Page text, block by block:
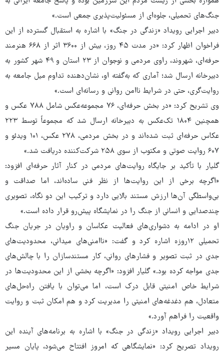
جنگ‌های تحمیلی، جلوه‌ای از مسئولیت‌پذیری جمعی است.»
دبیر اجرایی رویداد «زندگی در جنگ» با اشاره به استقبال گسترده از این
فراخوان اظهار کرد: «در مدت ۴۵ روز، بیش از ۳۶۰۰ اثر از ۶۶۸ هنرمند
حرفه‌ای، شهروند، راوی مردمی و نوجوان از ۲۳ استان و ۴۹ شهر کشور به
دبیرخانه ارسال شد؛ آماری که به‌گفته او، نشان‌دهنده تداوم میل جامعه به
روایت‌گری، حتی در شرایط ناامن روانی و رسانه‌ای است.»
وی تشریح کرد: «در بخش حرفه‌ای، ۷۶ مجموعه‌عکس شامل ۷۸۸ عکس و
همچنین ۱۸۰۴ تک‌عکس به دبیرخانه ارسال شد که مجموعاً توسط ۲۲۳
عکاس حرفه‌ای ثبت شده‌اند و در بخش مردمی، ۲۷۸ عکس، ۱۰۱ ویدئو و
۶۰۷ روایت صوتی و مکتوب از سوی ۲۵۸ شرکت‌کننده دریافت شد.»
گلیار با تأکید بر جایگاه روایت‌های مردمی در کنار آثار حرفه‌ای افزود:
«اگرچه برخی از این روایت‌ها از نظر فنی ساده‌اند، اما صداقت و
بی‌واسطگی آن‌ها ارزش مستند بالایی دارد و ترکیب این دو نگاه، تصویری
چندصدایی و انسانی از جنگ را در نمایشگاه پیش‌رو قرار داده است.»
او در ادامه به دشواری‌های فعالیت عکاسان و راویان در جریان جنگ
تحمیلی ۱۲روزه اشاره کرد و گفت: «ناامنی‌های میدانی، محدودیت‌های
جدی در ثبت تصویر و فشارهای روانی، کار مستندسازان را با چالش‌های
جدی مواجه کرده بود.» گلیار افزود: «اگرچه بخشی از این محدودیت‌ها در
شرایط خاص امنیتی قابل درک است، اما می‌توان با یافتن راه‌حل‌های
متعادل، هم دغدغه‌های امنیتی را مدیریت کرد و هم امکان ثبت و روایت
واقعیت را فراهم آورد.»
دبیر اجرایی رویداد «زندگی در جنگ» با اشاره به برنامه‌های آینده این
رویداد تصریح کرد: «نمایشگاهی که امروز افتتاح می‌شود، پایان مسیر